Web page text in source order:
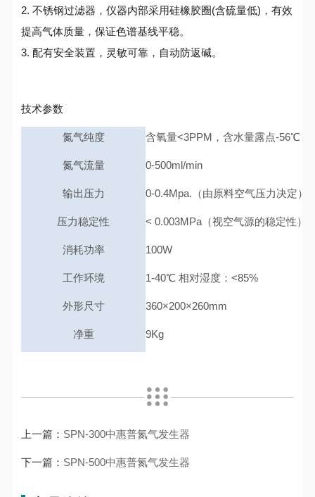
2. 不锈钢过滤器，仪器内部采用硅橡胶圈(含硫量低)，有效
提高气体质量，保证色谱基线平稳。
3. 配有安全装置，灵敏可靠，自动防返碱。
技术参数
氮气纯度 含氧量<3PPM，含水量露点-56℃
氮气流量 0-500ml/min
输出压力
压力稳定性
0-0.4Mpa.（由原料空气压力决定）
< 0.003MPa（视空气源的稳定性）
消耗功率
工作环境
100W
1-40℃ 相对湿度：<85%
外形尺寸 360×200×260mm
净重 9Kg
上一篇： SPN-300中惠普氮气发生器
下一篇： SPN-500中惠普氮气发生器